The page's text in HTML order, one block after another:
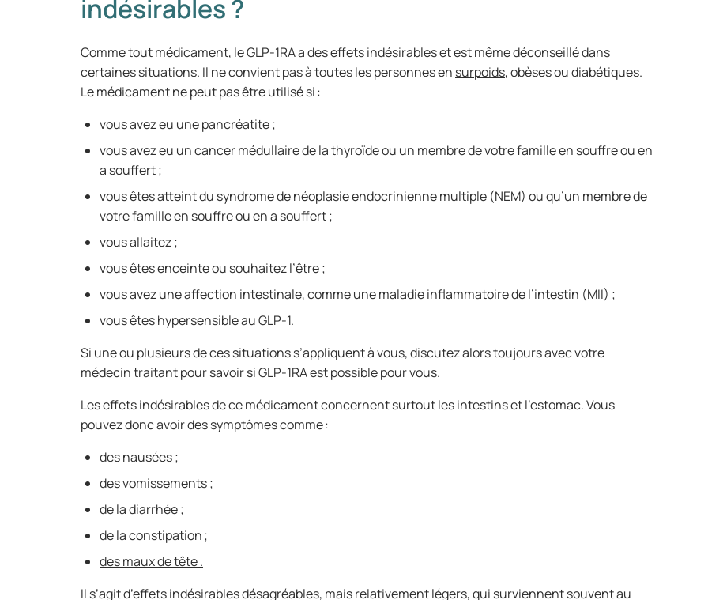
indésirables ?
Comme tout médicament, le GLP-1RA a des effets indésirables et est même déconseillé dans
certaines situations. Il ne convient pas à toutes les personnes en surpoids, obèses ou diabétiques.
Le médicament ne peut pas être utilisé si :
vous avez eu une pancréatite ;
vous avez eu un cancer médullaire de la thyroïde ou un membre de votre famille en souffre ou en
a souffert ;
vous êtes atteint du syndrome de néoplasie endocrinienne multiple (NEM) ou qu’un membre de
votre famille en souffre ou en a souffert ;
vous allaitez ;
vous êtes enceinte ou souhaitez l’être ;
vous avez une affection intestinale, comme une maladie inflammatoire de l’intestin (MII) ;
vous êtes hypersensible au GLP-1.
Si une ou plusieurs de ces situations s’appliquent à vous, discutez alors toujours avec votre
médecin traitant pour savoir si GLP-1RA est possible pour vous.
Les effets indésirables de ce médicament concernent surtout les intestins et l’estomac. Vous
pouvez donc avoir des symptômes comme :
des nausées ;
des vomissements ;
de la diarrhée ;
de la constipation ;
des maux de tête .
Il s’agit d’effets indésirables désagréables, mais relativement légers, qui surviennent souvent au